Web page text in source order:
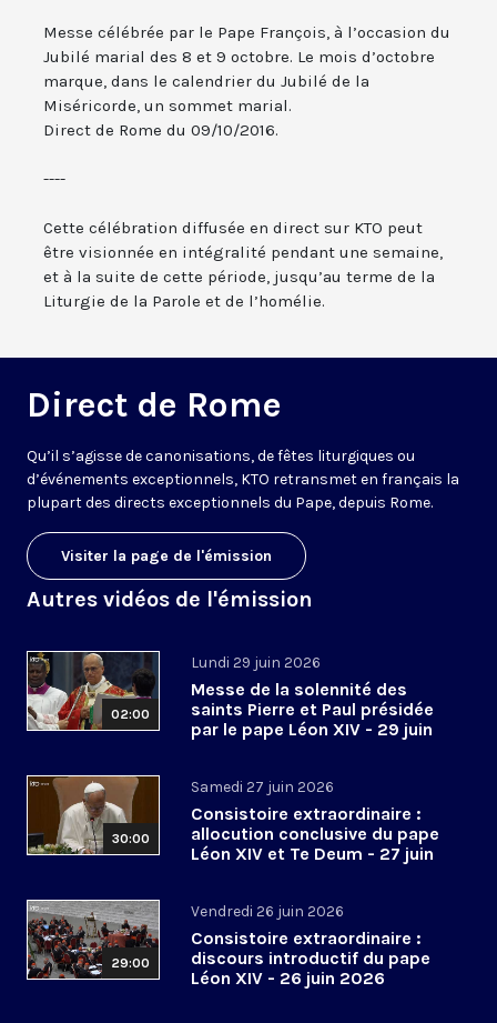
Messe célébrée par le Pape François, à l’occasion du
Jubilé marial des 8 et 9 octobre. Le mois d’octobre
marque, dans le calendrier du Jubilé de la
Miséricorde, un sommet marial.
Direct de Rome du 09/10/2016.
----
Cette célébration diffusée en direct sur KTO peut
être visionnée en intégralité pendant une semaine,
et à la suite de cette période, jusqu’au terme de la
Liturgie de la Parole et de l’homélie.
Direct de Rome
Qu’il s’agisse de canonisations, de fêtes liturgiques ou
d’événements exceptionnels, KTO retransmet en français la
plupart des directs exceptionnels du Pape, depuis Rome.
Visiter la page de l'émission
Autres vidéos de l'émission
02:00
Lundi 29 juin 2026
Messe de la solennité des
saints Pierre et Paul présidée
par le pape Léon XIV - 29 juin
30:00
Samedi 27 juin 2026
Consistoire extraordinaire :
allocution conclusive du pape
Léon XIV et Te Deum - 27 juin
29:00
Vendredi 26 juin 2026
Consistoire extraordinaire :
discours introductif du pape
Léon XIV - 26 juin 2026